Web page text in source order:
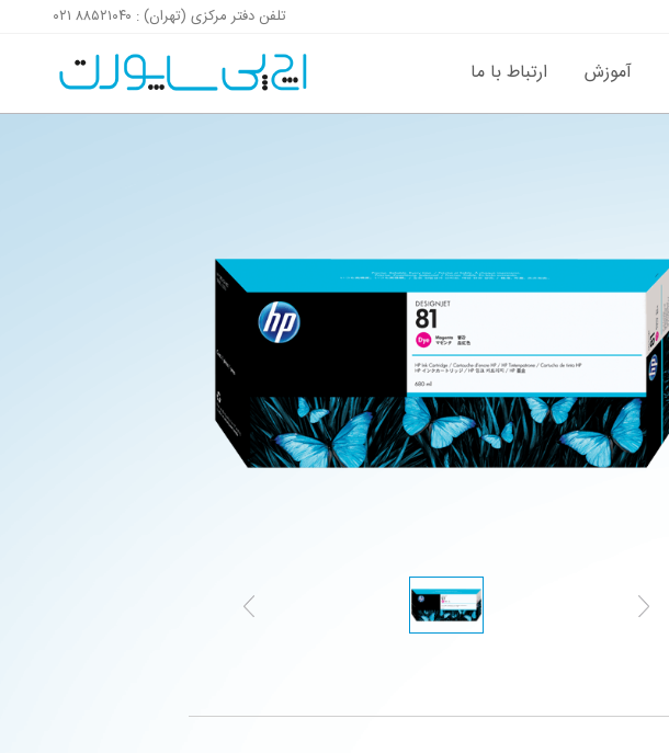
تلفن دفتر مرکزی (تهران) : ۸۸۵۲۱۰۴۰ ۰۲۱
پرش به محتوای صفحه پرش به فوتر سایت
آموزش ارتباط با ما